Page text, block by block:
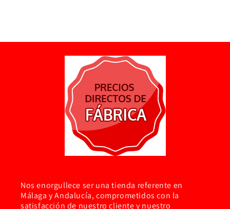
Nos enorgullece ser una tienda referente en
Málaga y Andalucía, comprometidos con la
satisfacción de nuestro cliente y nuestro